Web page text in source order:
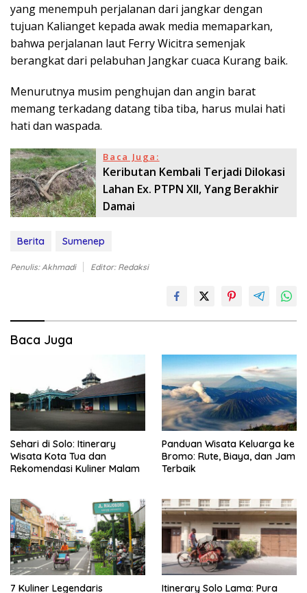
yang menempuh perjalanan dari jangkar dengan
tujuan Kalianget kepada awak media memaparkan,
bahwa perjalanan laut Ferry Wicitra semenjak
berangkat dari pelabuhan Jangkar cuaca Kurang baik.
Menurutnya musim penghujan dan angin barat
memang terkadang datang tiba tiba, harus mulai hati
hati dan waspada.
Baca Juga:
Keributan Kembali Terjadi Dilokasi
Lahan Ex. PTPN XII, Yang Berakhir
Damai
Berita Sumenep
Penulis: Akhmadi Editor: Redaksi
Baca Juga
Sehari di Solo: Itinerary
Wisata Kota Tua dan
Rekomendasi Kuliner Malam
Panduan Wisata Keluarga ke
Bromo: Rute, Biaya, dan Jam
Terbaik
7 Kuliner Legendaris Itinerary Solo Lama: Pura